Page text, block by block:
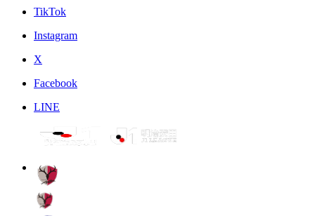
TikTok
Instagram
X
Facebook
LINE